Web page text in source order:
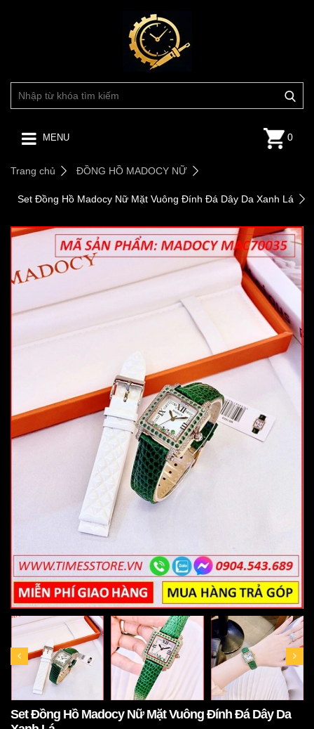
MENU 0
Trang chủ ĐỒNG HỒ MADOCY NỮ
Set Đồng Hồ Madocy Nữ Mặt Vuông Đính Đá Dây Da Xanh Lá
Set Đồng Hồ Madocy Nữ Mặt Vuông Đính Đá Dây Da